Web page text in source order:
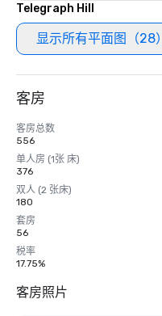
Telegraph Hill
显示所有平面图（28）
客房
客房总数
556
单人房 (1张 床)
376
双人 (2 张床)
180
套房
56
税率
17.75%
客房照片